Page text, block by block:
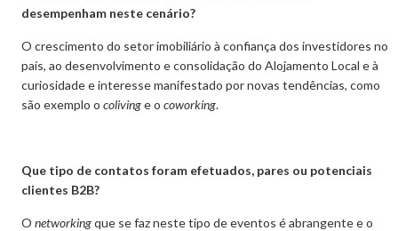
desempenham neste cenário?
O crescimento do setor imobiliário à confiança dos investidores no
país, ao desenvolvimento e consolidação do Alojamento Local e à
curiosidade e interesse manifestado por novas tendências, como
são exemplo o colivinge o coworking.
Que tipo de contatos foram efetuados, pares ou potenciais
clientes B2B?
O networkingque se faz neste tipo de eventos é abrangente e o